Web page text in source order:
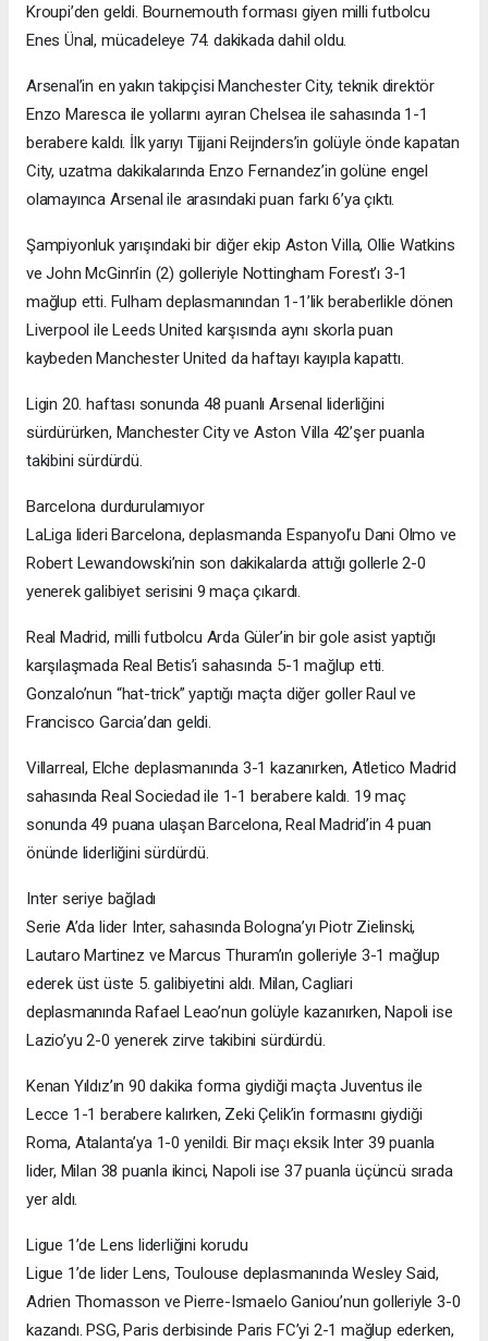
Kroupi’den geldi. Bournemouth forması giyen milli futbolcu
Enes Ünal, mücadeleye 74. dakikada dahil oldu.
Arsenal’in en yakın takipçisi Manchester City, teknik direktör
Enzo Maresca ile yollarını ayıran Chelsea ile sahasında 1-1
berabere kaldı. İlk yarıyı Tijjani Reijnders’in golüyle önde kapatan
City, uzatma dakikalarında Enzo Fernandez’in golüne engel
olamayınca Arsenal ile arasındaki puan farkı 6’ya çıktı.
Şampiyonluk yarışındaki bir diğer ekip Aston Villa, Ollie Watkins
ve John McGinn’in (2) golleriyle Nottingham Forest’ı 3-1
mağlup etti. Fulham deplasmanından 1-1’lik beraberlikle dönen
Liverpool ile Leeds United karşısında aynı skorla puan
kaybeden Manchester United da haftayı kayıpla kapattı.
Ligin 20. haftası sonunda 48 puanlı Arsenal liderliğini
sürdürürken, Manchester City ve Aston Villa 42’şer puanla
takibini sürdürdü.
Barcelona durdurulamıyor
LaLiga lideri Barcelona, deplasmanda Espanyol’u Dani Olmo ve
Robert Lewandowski’nin son dakikalarda attığı gollerle 2-0
yenerek galibiyet serisini 9 maça çıkardı.
Real Madrid, milli futbolcu Arda Güler’in bir gole asist yaptığı
karşılaşmada Real Betis’i sahasında 5-1 mağlup etti.
Gonzalo’nun “hat-trick” yaptığı maçta diğer goller Raul ve
Francisco Garcia’dan geldi.
Villarreal, Elche deplasmanında 3-1 kazanırken, Atletico Madrid
sahasında Real Sociedad ile 1-1 berabere kaldı. 19 maç
sonunda 49 puana ulaşan Barcelona, Real Madrid’in 4 puan
önünde liderliğini sürdürdü.
Inter seriye bağladı
Serie A’da lider Inter, sahasında Bologna’yı Piotr Zielinski,
Lautaro Martinez ve Marcus Thuram’ın golleriyle 3-1 mağlup
ederek üst üste 5. galibiyetini aldı. Milan, Cagliari
deplasmanında Rafael Leao’nun golüyle kazanırken, Napoli ise
Lazio’yu 2-0 yenerek zirve takibini sürdürdü.
Kenan Yıldız’ın 90 dakika forma giydiği maçta Juventus ile
Lecce 1-1 berabere kalırken, Zeki Çelik’in formasını giydiği
Roma, Atalanta’ya 1-0 yenildi. Bir maçı eksik Inter 39 puanla
lider, Milan 38 puanla ikinci, Napoli ise 37 puanla üçüncü sırada
yer aldı.
Ligue 1’de Lens liderliğini korudu
Ligue 1’de lider Lens, Toulouse deplasmanında Wesley Said,
Adrien Thomasson ve Pierre-Ismaelo Ganiou’nun golleriyle 3-0
kazandı. PSG, Paris derbisinde Paris FC’yi 2-1 mağlup ederken,